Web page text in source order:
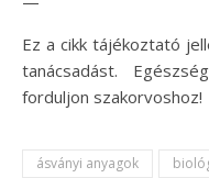
Ez a cikk tájékoztató
tanácsadást.
forduljon szakorvoshoz!
ásványi anyagok